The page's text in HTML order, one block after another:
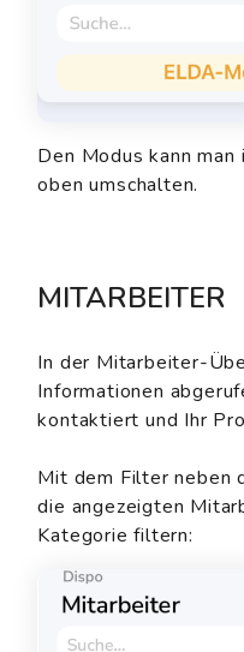
Den Modus kann
oben umschalten.
MITARBEITER
In der Mitarbeiter-
Informationen
kontaktiert und Ihr
Mit dem Filter neben
die angezeigten
Kategorie filtern: